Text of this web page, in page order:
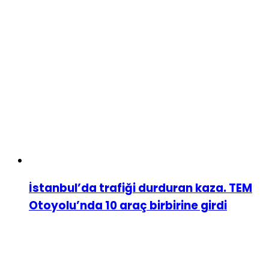
İstanbul’da trafiği durduran kaza. TEM
Otoyolu’nda 10 araç birbirine girdi